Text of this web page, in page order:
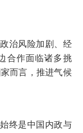
治风险加剧、经
合作面临诸多挑
而言，推进气候
终是中国内政与